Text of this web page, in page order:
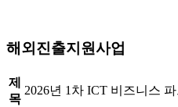
해외진출지원사업
제
목
2026년 1차 ICT 비즈니스